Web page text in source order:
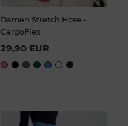
Damen Stretch Hose -
CargoFlex
29,90 EUR